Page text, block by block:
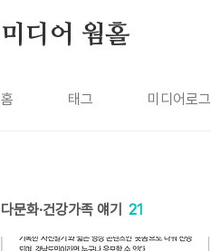
미디어 웜홀
홈 태그 미디어로그
다문화·건강가족 얘기 21